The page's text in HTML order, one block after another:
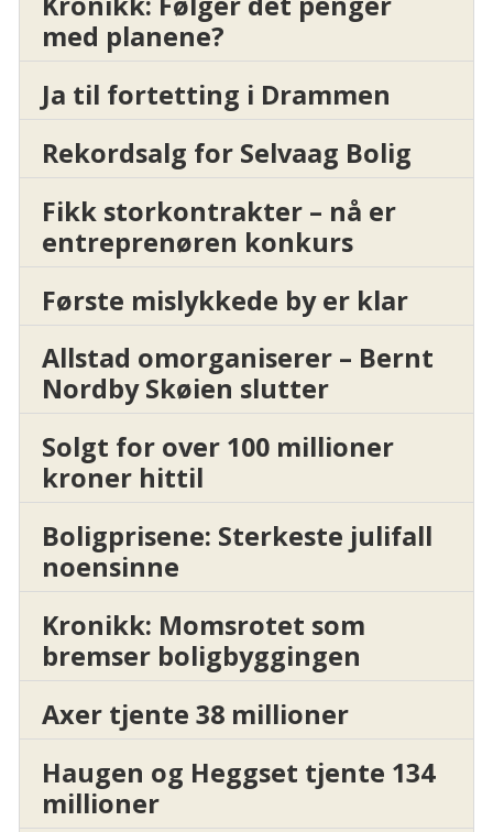
med planene?
Ja til fortetting i Drammen
Rekordsalg for Selvaag Bolig
Fikk storkontrakter – nå er
entreprenøren konkurs
Første mislykkede by er klar
Allstad omorganiserer – Bernt
Nordby Skøien slutter
Solgt for over 100 millioner
kroner hittil
Boligprisene: Sterkeste julifall
noensinne
Kronikk: Momsrotet som
bremser boligbyggingen
Axer tjente 38 millioner
Haugen og Heggset tjente 134
millioner